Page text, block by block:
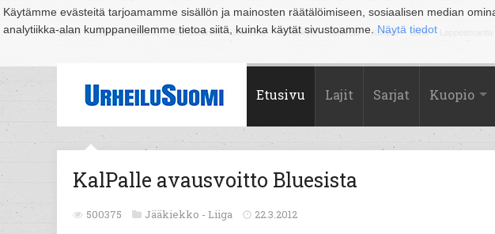
Käytämme evästeitä tarjoamamme sisällön ja mainosten räätälöimiseen, sosiaalisen median
analytiikka-alan kumppaneillemme tietoa siitä, kuinka käytät sivustoamme. Näytä tiedot
Suomi Espoo Helsinki Hämeenlinna Joensuu Jyväskylä Kouvola Kuopio Lahti
Etusivu Lajit Sarjat Kuopio
KalPalle avausvoitto Bluesista
500375 Jääkiekko - Liiga 22.3.2012